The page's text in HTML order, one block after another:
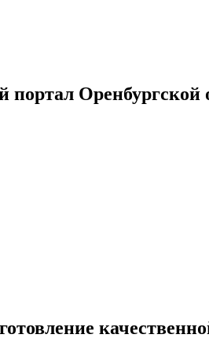
Оренбургской